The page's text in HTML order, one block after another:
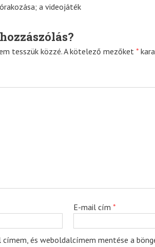
a videojáték
tesszük közzé.A kötelező mezőket *
E-mail cím *
címem, és weboldalcímem mentése a